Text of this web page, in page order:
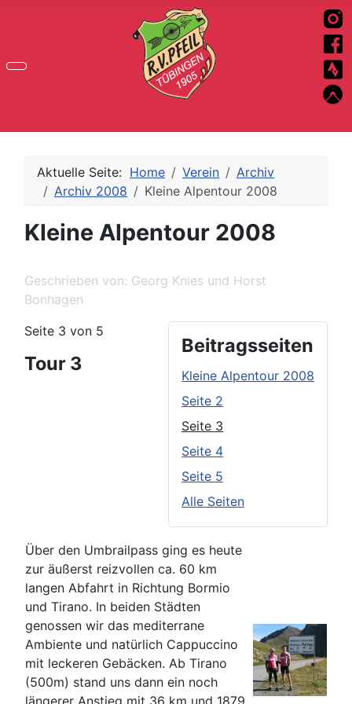
Aktuelle Seite: Home Verein
Archiv
Archiv 2008
Kleine Alpentour 2008
Kleine Alpentour 2008
Geschrieben von: Georg Knies und Horst
Bonhagen
Beitragsseiten
Kleine Alpentour 2008
Seite 2
Seite 3
Seite 4
Seite 5
Alle Seiten
Seite 3 von 5
Tour 3
Über den Umbrailpass ging es heute
zur äußerst reizvollen ca. 60 km
langen Abfahrt in Richtung Bormio
und Tirano. In beiden Städten
genossen wir das mediterrane
Ambiente und natürlich Cappuccino
mit leckeren Gebäcken. Ab Tirano
(500m) stand uns dann ein noch
längerer Anstieg mit 36 km und 1879